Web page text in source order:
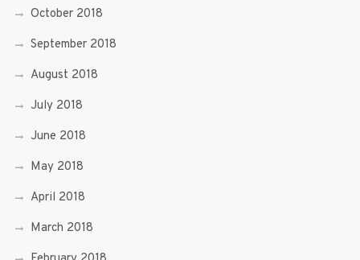
October 2018
September 2018
August 2018
July 2018
June 2018
May 2018
April 2018
March 2018